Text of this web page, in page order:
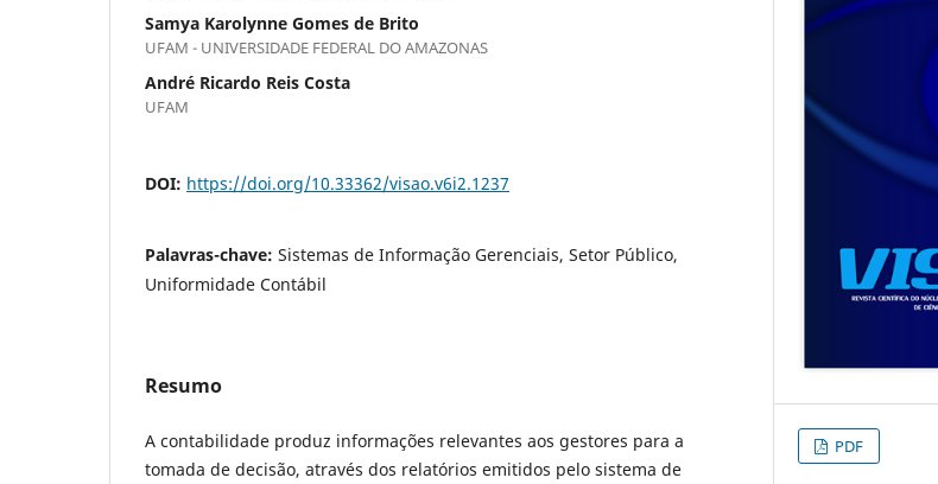
Samya Karolynne Gomes de Brito
UFAM - UNIVERSIDADE FEDERAL DO AMAZONAS
André Ricardo Reis Costa
UFAM
DOI: https://doi.org/10.33362/visao.v6i2.1237
Palavras-chave: Sistemas de Informação Gerenciais, Setor Público,
Uniformidade Contábil
Resumo
A contabilidade produz informações relevantes aos gestores para a
tomada de decisão, através dos relatórios emitidos pelo sistema de
PDF